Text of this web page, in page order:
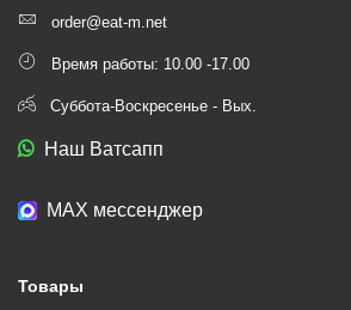
order@eat-m.net
Время работы: 10.00 -17.00
Суббота-Воскресенье - Вых.
Наш Ватсапп
МАХ мессенджер
Товары